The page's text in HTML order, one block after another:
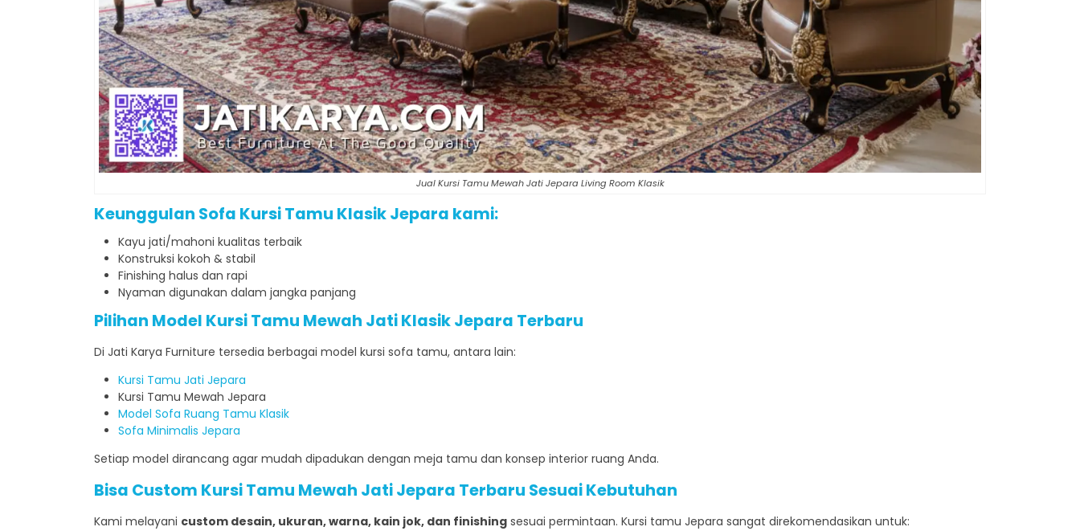
Jual Kursi Tamu Mewah Jati Jepara Living Room Klasik
Keunggulan Sofa Kursi Tamu Klasik Jepara kami:
Kayu jati/mahoni kualitas terbaik
Konstruksi kokoh & stabil
Finishing halus dan rapi
Nyaman digunakan dalam jangka panjang
Pilihan Model Kursi Tamu Mewah JatiKlasik Jepara Terbaru
Di Jati Karya Furniture tersedia berbagai model kursi sofa tamu, antara lain:
Kursi Tamu Jati Jepara
Kursi Tamu Mewah Jepara
Model Sofa Ruang Tamu Klasik
Sofa Minimalis Jepara
Setiap model dirancang agar mudah dipadukan dengan meja tamu dan konsep interior ruang Anda.
Bisa Custom Kursi Tamu Mewah JatiJepara Terbaru Sesuai Kebutuhan
Kami melayani custom desain, ukuran, warna, kain jok, dan finishing sesuai permintaan. Kursi tamu Jepara sangat direkomendasikan untuk: